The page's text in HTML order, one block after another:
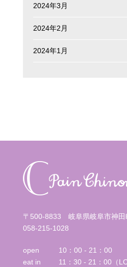
2024年3月
2024年2月
2024年1月
〒500-8833 岐阜県岐阜市神田
058-215-1028
open
10：00 - 21：00
eat in
11：30 - 21：00（